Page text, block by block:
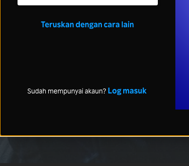
Teruskan dengan cara lain
Sudah mempunyai akaun? Log masuk